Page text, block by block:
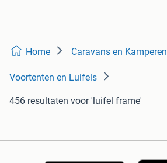
Home Caravans en Kamperen
Voortenten en Luifels
456 resultaten voor 'luifel frame'